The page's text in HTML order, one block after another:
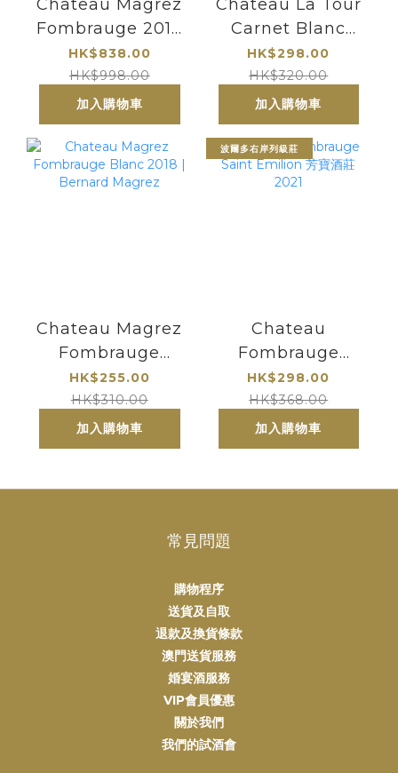
Chateau Magrez
Fombrauge 2016
Saint Emilion
Grand Cru
HK$838.00
HK$998.00
加入購物車
Chateau La Tour
Carnet Blanc
2020｜Bernard
Magrez | Grand
Cru Classes
HK$298.00
HK$320.00
加入購物車
Chateau Magrez
Fombrauge
Blanc 2018 |
Bernard Magrez
HK$255.00
HK$310.00
加入購物車
波爾多右岸列級莊
Chateau
Fombrauge
Saint Emilion 芳
寶酒莊 2021
HK$298.00
HK$368.00
加入購物車
常見問題
購物程序
送貨及自取
退款及換貨條款
澳門送貨服務
婚宴酒服務
VIP會員優惠
關於我們
我們的試酒會